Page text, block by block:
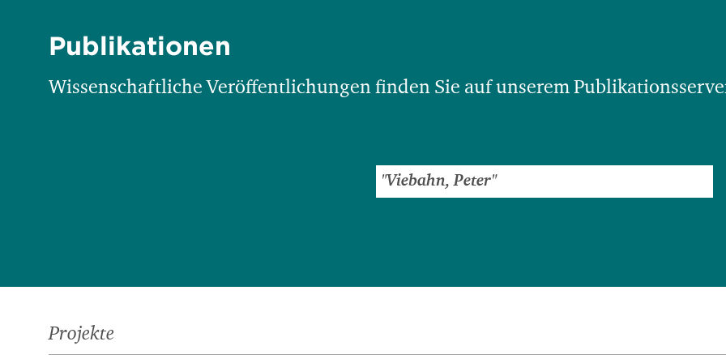
Publikationen
Wissenschaftliche Veröffentlichungen finden Sie auf unserem
Projekte